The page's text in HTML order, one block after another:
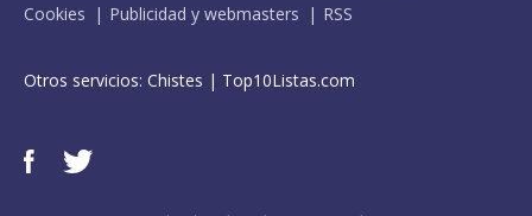
Cookies
Publicidad y webmasters RSS
Otros servicios: Chistes | Top10Listas.com